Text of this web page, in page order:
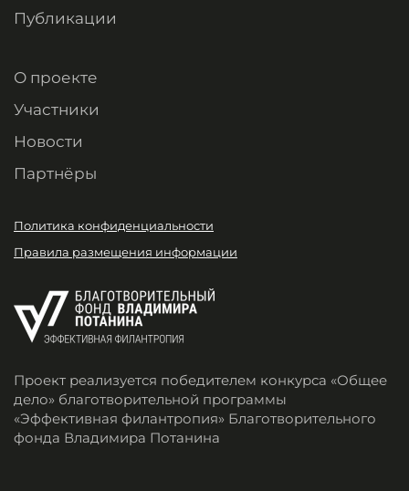
Публикации
О проекте
Участники
Новости
Партнёры
Политика конфиденциальности
Правила размещения информации
Проект реализуется победителем конкурса «Общее
дело» благотворительной программы
«Эффективная филантропия» Благотворительного
фонда Владимира Потанина